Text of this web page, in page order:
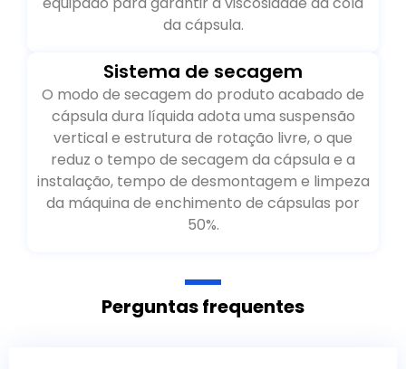
da cápsula.
Sistema de secagem
O modo de secagem do produto acabado de
cápsula dura líquida adota uma suspensão
vertical e estrutura de rotação livre, o que
reduz o tempo de secagem da cápsula e a
instalação, tempo de desmontagem e limpeza
da máquina de enchimento de cápsulas por
50%.
Perguntas frequentes